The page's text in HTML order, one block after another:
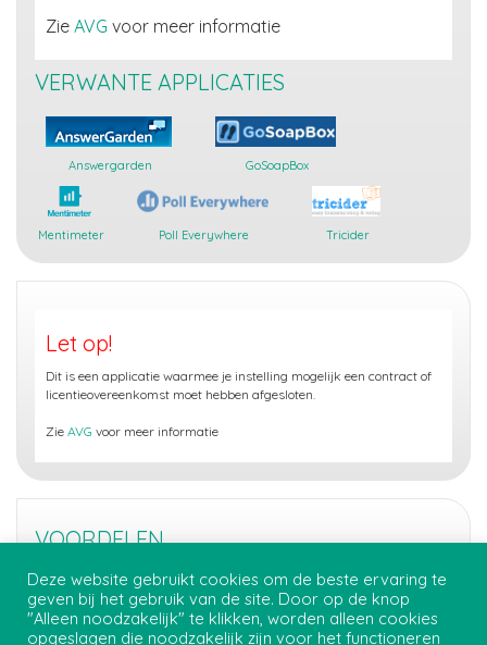
Zie AVG voor meer informatie
VERWANTE APPLICATIES
Answergarden GoSoapBox
Mentimeter Poll Everywhere Tricider
Let op!
Dit is een applicatie waarmee je instelling mogelijk een contract of
licentieovereenkomst moet hebben afgesloten.
Zie AVG voor meer informatie
VOORDELEN
Eenvoudig
Drie mogelijkheden voor vragen (meerkeuze, open, rating)
Deze website gebruikt cookies om de beste ervaring te
geven bij het gebruik van de site. Door op de knop
"Alleen noodzakelijk" te klikken, worden alleen cookies
opgeslagen die noodzakelijk zijn voor het functioneren